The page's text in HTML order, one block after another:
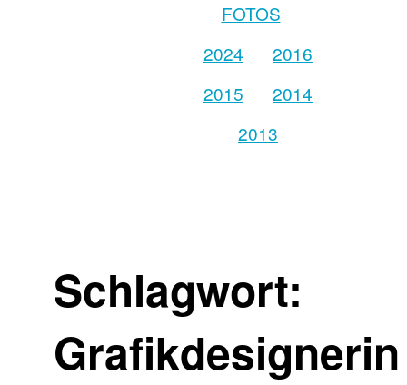
FOTOS
2024
2016
2015
2014
2013
Schlagwort:
Grafikdesignerin